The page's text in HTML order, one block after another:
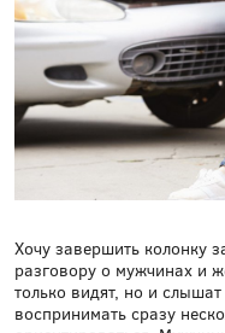
Хочу завершить колонку
разговору о мужчинах и
только видят, но и
воспринимать сразу